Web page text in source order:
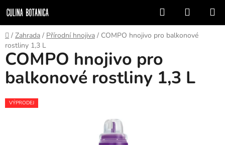
na
obsah
Hledat
KOŠÍK
Domů
/ Zahrada / Přírodní hnojiva / COMPO hnojivo pro balkonové
rostliny 1,3 L
COMPO hnojivo pro
balkonové rostliny 1,3 L
VÝPRODEJ